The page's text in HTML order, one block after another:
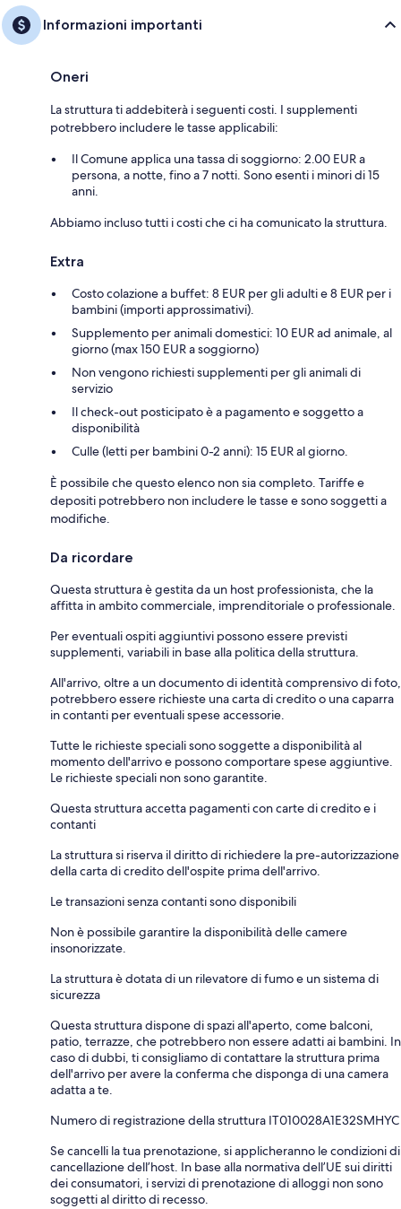
Informazioni importanti
Oneri
La struttura ti addebiterà i seguenti costi. I supplementi
potrebbero includere le tasse applicabili:
Il Comune applica una tassa di soggiorno: 2.00 EUR a
persona, a notte, fino a 7 notti. Sono esenti i minori di 15
anni.
Abbiamo incluso tutti i costi che ci ha comunicato la struttura.
Extra
Costo colazione a buffet: 8 EUR per gli adulti e 8 EUR per i
bambini (importi approssimativi).
Supplemento per animali domestici: 10 EUR ad animale, al
giorno (max 150 EUR a soggiorno)
Non vengono richiesti supplementi per gli animali di
servizio
Il check-out posticipato è a pagamento e soggetto a
disponibilità
Culle (letti per bambini 0-2 anni): 15 EUR al giorno.
È possibile che questo elenco non sia completo. Tariffe e
depositi potrebbero non includere le tasse e sono soggetti a
modifiche.
Da ricordare
Questa struttura è gestita da un host professionista, che la
affitta in ambito commerciale, imprenditoriale o professionale.
Per eventuali ospiti aggiuntivi possono essere previsti
supplementi, variabili in base alla politica della struttura.
All'arrivo, oltre a un documento di identità comprensivo di foto,
potrebbero essere richieste una carta di credito o una caparra
in contanti per eventuali spese accessorie.
Tutte le richieste speciali sono soggette a disponibilità al
momento dell'arrivo e possono comportare spese aggiuntive.
Le richieste speciali non sono garantite.
Questa struttura accetta pagamenti con carte di credito e i
contanti
La struttura si riserva il diritto di richiedere la pre-autorizzazione
della carta di credito dell'ospite prima dell'arrivo.
Le transazioni senza contanti sono disponibili
Non è possibile garantire la disponibilità delle camere
insonorizzate.
La struttura è dotata di un rilevatore di fumo e un sistema di
sicurezza
Questa struttura dispone di spazi all'aperto, come balconi,
patio, terrazze, che potrebbero non essere adatti ai bambini. In
caso di dubbi, ti consigliamo di contattare la struttura prima
dell'arrivo per avere la conferma che disponga di una camera
adatta a te.
Numero di registrazione della struttura IT010028A1E32SMHYC
Se cancelli la tua prenotazione, si applicheranno le condizioni di
cancellazione dell’host. In base alla normativa dell’UE sui diritti
dei consumatori, i servizi di prenotazione di alloggi non sono
soggetti al diritto di recesso.